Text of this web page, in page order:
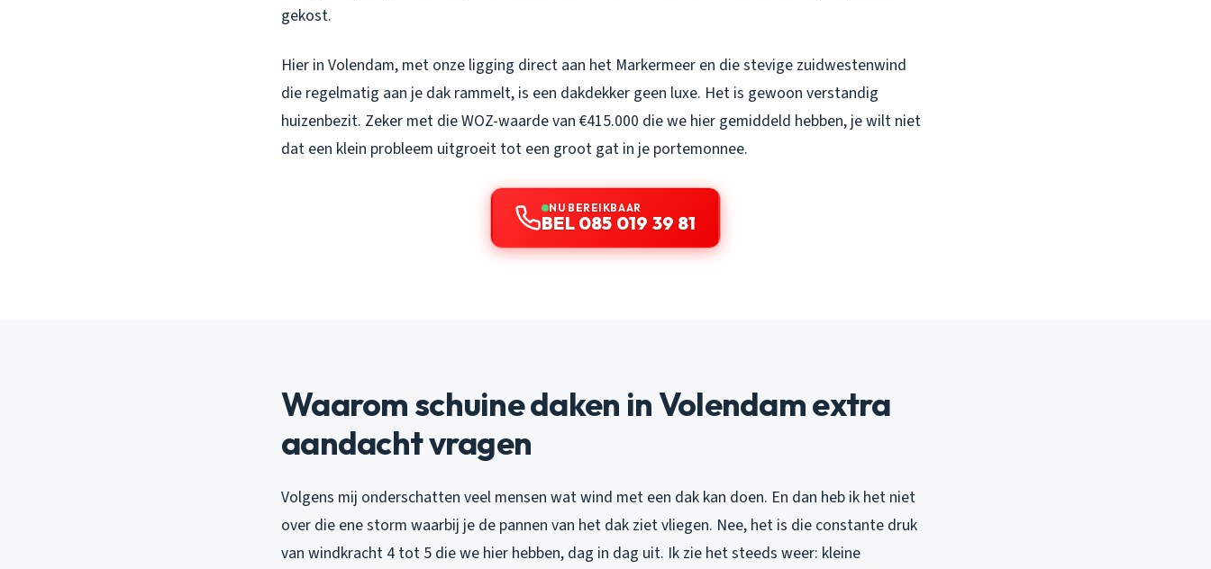
gekost.
Hier in Volendam, met onze ligging direct aan het Markermeer en die stevige zuidwestenwind
die regelmatig aan je dak rammelt, is een dakdekker geen luxe. Het is gewoon verstandig
huizenbezit. Zeker met die WOZ-waarde van €415.000 die we hier gemiddeld hebben, je wilt niet
dat een klein probleem uitgroeit tot een groot gat in je portemonnee.
NU BEREIKBAAR
BEL 085 019 39 81
Waarom schuine daken in Volendam extra
aandacht vragen
Volgens mij onderschatten veel mensen wat wind met een dak kan doen. En dan heb ik het niet
over die ene storm waarbij je de pannen van het dak ziet vliegen. Nee, het is die constante druk
van windkracht 4 tot 5 die we hier hebben, dag in dag uit. Ik zie het steeds weer: kleine